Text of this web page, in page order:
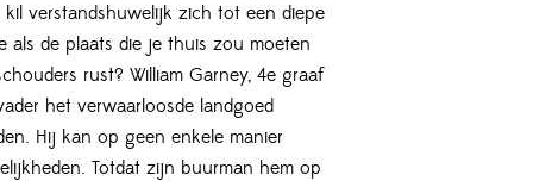
verstandshuwelijk zich tot een diepe
als de plaats die je thuis zou moeten
rust? William Garney, 4e graaf
het verwaarloosde landgoed
Hij kan op geen enkele manier
Totdat zijn buurman hem op